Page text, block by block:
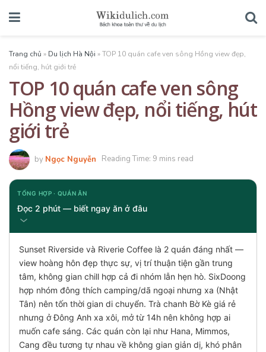
Trang chủ » Du lịch Hà Nội »TOP 10 quán cafe ven sông Hồng view đẹp,
nổi tiếng, hút giới trẻ
TOP 10 quán cafe ven sông
Hồng view đẹp, nổi tiếng, hút
giới trẻ
by Ngọc Nguyễn Reading Time: 9 mins read
TỔNG HỢP · QUÁN ĂN
Đọc 2 phút — biết ngay ăn ở đâu
Sunset Riverside và Riverie Coffee là 2 quán đáng nhất —
view hoàng hôn đẹp thực sự, vị trí thuận tiện gần trung
tâm, không gian chill hợp cả đi nhóm lẫn hẹn hò. SixDoong
hợp nhóm đông thích camping/dã ngoại nhưng xa (Nhật
Tân) nên tốn thời gian di chuyển. Trà chanh Bờ Kè giá rẻ
nhưng ở Đông Anh xa xôi, mở từ 14h nên không hợp ai
muốn cafe sáng. Các quán còn lại như Hana, Mimmos,
Cang đều tương tự nhau về không gian giản dị, khó phân